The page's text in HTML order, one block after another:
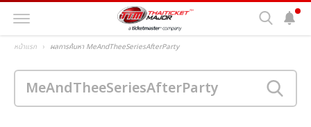
หน้าแรก ผลการค้นหา MeAndTheeSeriesAfterParty